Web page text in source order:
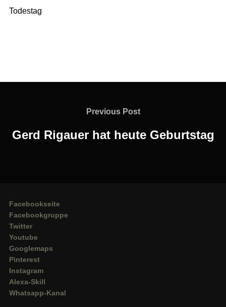
Todestag
Previous
Previous Post
Gerd Rigauer hat heute Geburtstag
Facebookseite
Facebookgruppe
Twitter
Youtube
Googlemaps
Pinterest
Instagram
Alexa-Skill
Whatsapp-Kanal